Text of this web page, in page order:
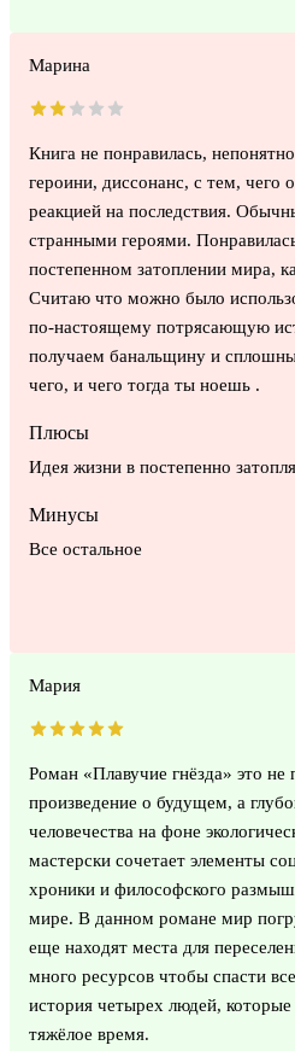
Марина
Книга не понравилась,
героини, диссонанс, с тем, чего
реакцией на последствия.
странными героями.
постепенном затоплении мира,
Считаю что можно было
по-настоящему потрясающую
получаем банальщину и
чего, и чего тогда ты ноешь .
Плюсы
Идея жизни в постепенно
Минусы
Все остальное
Мария
Роман «Плавучие гнёзда» это не
произведение о будущем, а
человечества на фоне
мастерски сочетает элементы
хроники и философского
мире. В данном романе мир
еще находят места для
много ресурсов чтобы спасти
история четырех людей,
тяжёлое время.